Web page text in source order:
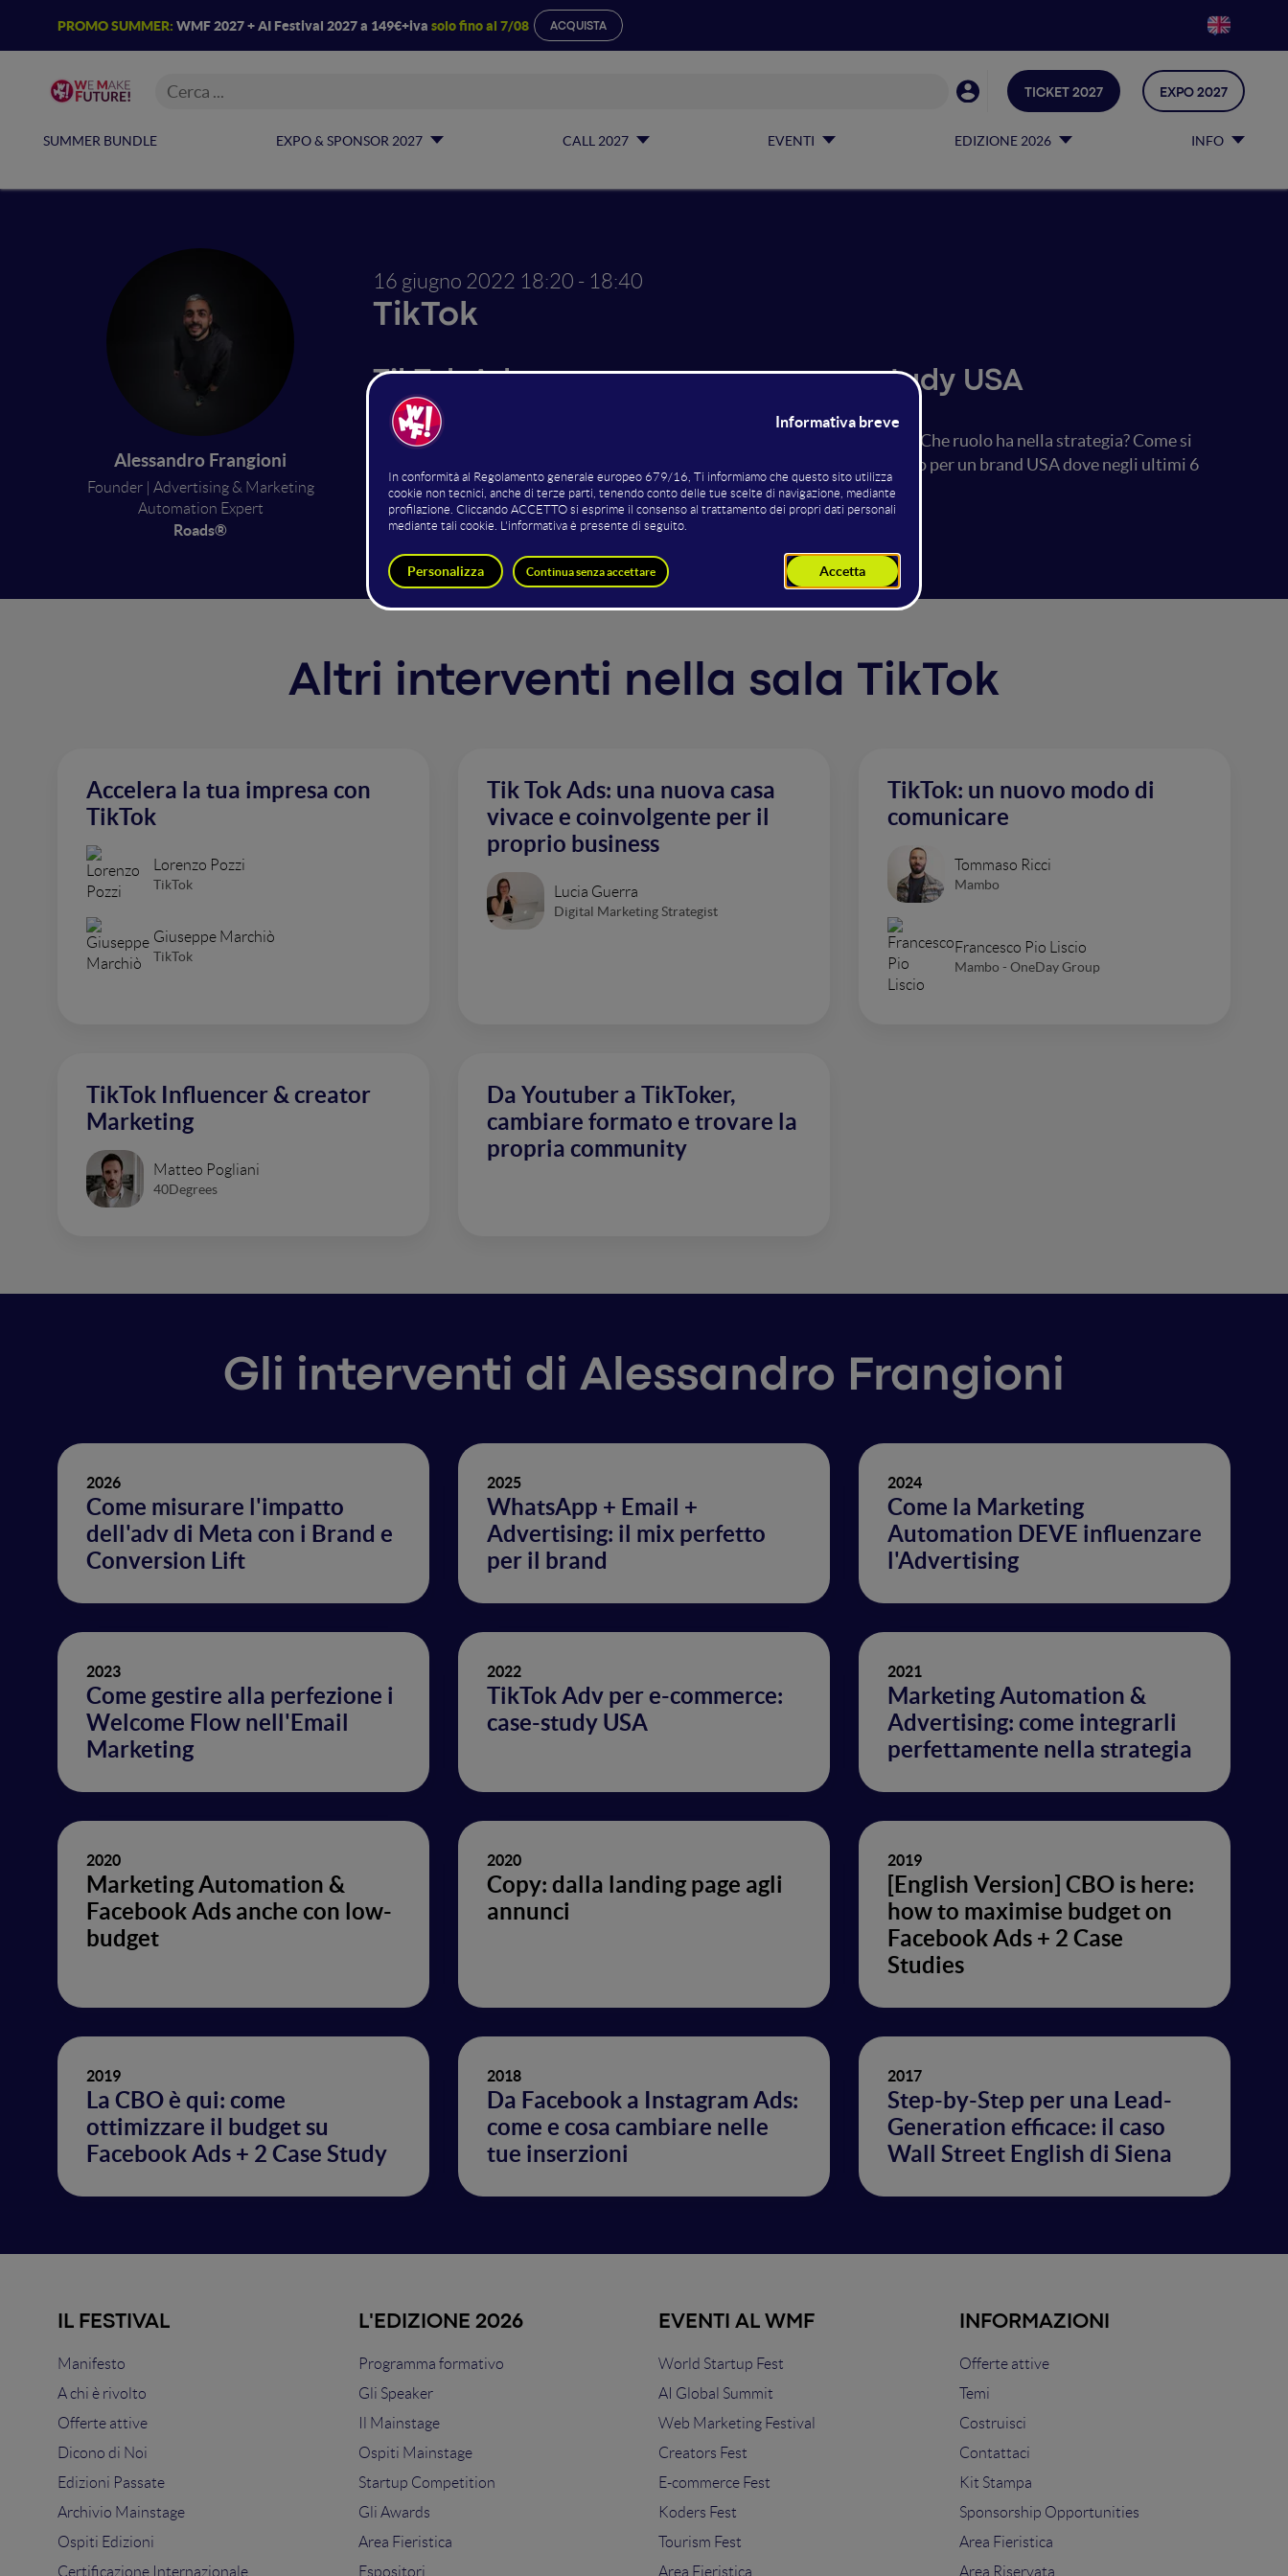
PROMO SUMMER: WMF 2027 + AI Festival 2027 a 149€+iva solo fino al 7/08 ACQUISTA
SUMMER BUNDLE EXPO & SPONSOR 2027 CALL 2027 EVENTI EDIZIONE 2026 INFO
TICKET 2027 EXPO 2027
Alessandro Frangioni
Founder | Advertising & Marketing
Automation Expert
Roads®
16 giugno 2022 18:20 - 18:40
TikTok
TikTok Adv per e-commerce: case-study USA
Come impostare una strategia adv includendo TikTok nell'advertising set? Che ruolo ha nella strategia? Come si
integra con gli altri canali adv? Tutto questo in un case-study che ho seguito per un brand USA dove negli ultimi 6
mesi abbiamo integrato TikTok nel piano adv.
Altri interventi nella sala TikTok
Accelera la tua impresa con
TikTok
Lorenzo Pozzi
TikTok
Giuseppe Marchiò
TikTok
Tik Tok Ads: una nuova casa
vivace e coinvolgente per il
proprio business
Lucia Guerra
Digital Marketing Strategist
TikTok: un nuovo modo di
comunicare
Tommaso Ricci
Mambo
Francesco Pio Liscio
Mambo - OneDay Group
TikTok Influencer & creator
Marketing
Matteo Pogliani
40Degrees
Da Youtuber a TikToker,
cambiare formato e trovare la
propria community
Gli interventi di Alessandro Frangioni
2026
Come misurare l'impatto
dell'adv di Meta con i Brand e
Conversion Lift
2025
WhatsApp + Email +
Advertising: il mix perfetto
per il brand
2024
Come la Marketing
Automation DEVE influenzare
l'Advertising
2023
Come gestire alla perfezione i
Welcome Flow nell'Email
Marketing
2022
TikTok Adv per e-commerce:
case-study USA
2021
Marketing Automation &
Advertising: come integrarli
perfettamente nella strategia
2020
Marketing Automation &
Facebook Ads anche con low-
budget
2020
Copy: dalla landing page agli
annunci
2019
[English Version] CBO is here:
how to maximise budget on
Facebook Ads + 2 Case
Studies
2019
La CBO è qui: come
ottimizzare il budget su
Facebook Ads + 2 Case Study
2018
Da Facebook a Instagram Ads:
come e cosa cambiare nelle
tue inserzioni
2017
Step-by-Step per una Lead-
Generation efficace: il caso
Wall Street English di Siena
IL FESTIVAL
Manifesto
A chi è rivolto
Offerte attive
Dicono di Noi
Edizioni Passate
Archivio Mainstage
Ospiti Edizioni
Certificazione Internazionale
L'EDIZIONE 2026
Programma formativo
Gli Speaker
Il Mainstage
Ospiti Mainstage
Startup Competition
Gli Awards
Area Fieristica
Espositori
EVENTI AL WMF
World Startup Fest
AI Global Summit
Web Marketing Festival
Creators Fest
E-commerce Fest
Koders Fest
Tourism Fest
Area Fieristica
INFORMAZIONI
Offerte attive
Temi
Costruisci
Contattaci
Kit Stampa
Sponsorship Opportunities
Area Fieristica
Area Riservata